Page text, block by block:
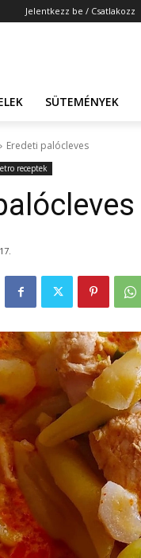
Jelentkezz be / Csatlakozz
SÜTEMÉNYEK
Eredeti palócleves
receptek